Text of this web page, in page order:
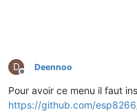
D
Offline
Deennoo
Pour avoir ce menu il faut
https://github.com/